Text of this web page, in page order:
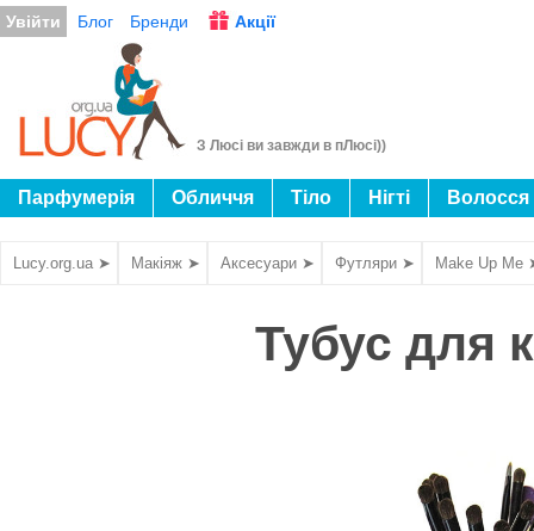
Увійти Блог Бренди Акції
З Люсі ви завжди в пЛюсі))
Парфумерія Обличчя Тіло Нігті Волосся
Lucy.org.ua ➤ Макіяж ➤ Аксесуари ➤ Футляри ➤ Make Up Me
Тубус для